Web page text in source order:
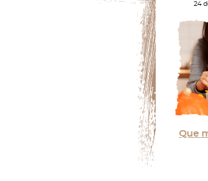
Que
24
La beauté